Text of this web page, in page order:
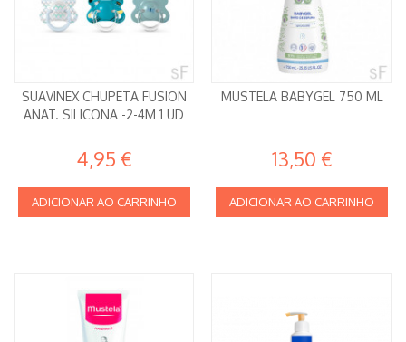
SUAVINEX CHUPETA FUSION
ANAT. SILICONA -2-4M 1 UD
4,95 €
ADICIONAR AO CARRINHO
MUSTELA BABYGEL 750 ML
13,50 €
ADICIONAR AO CARRINHO